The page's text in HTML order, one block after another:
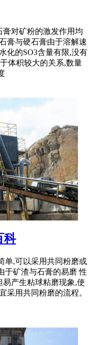
膏对矿粉的激发作用均
膏与硬石膏由于溶解速
化的SO3含量有限,没有
体积较大的关系,数量
科
单,可以采用共同粉磨或
于矿渣与石膏的易磨 性
产生粘球粘磨现象,使
采用共同粉磨的流程。